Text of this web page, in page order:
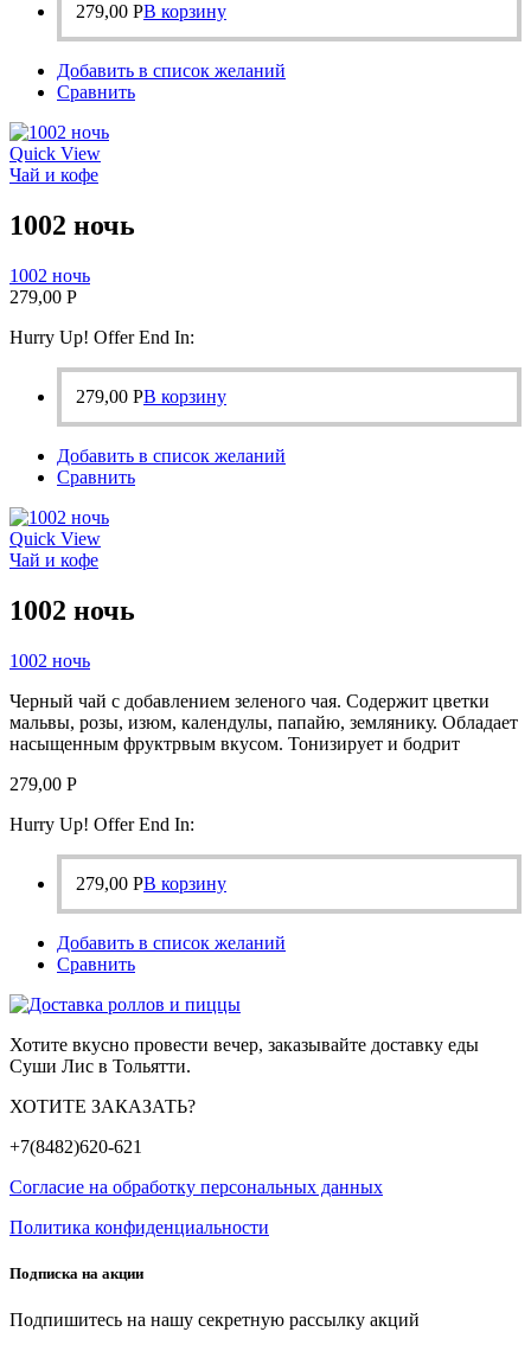
279,00 РВ корзину
Добавить в список желаний
Сравнить
Quick View
Чай и кофе
1002 ночь
1002 ночь
279,00 Р
Hurry Up! Offer End In:
279,00 РВ корзину
Добавить в список желаний
Сравнить
Quick View
Чай и кофе
1002 ночь
1002 ночь
Черный чай с добавлением зеленого чая. Содержит цветки
мальвы, розы, изюм, календулы, папайю, землянику. Обладает
насыщенным фруктрвым вкусом. Тонизирует и бодрит
279,00 Р
Hurry Up! Offer End In:
279,00 РВ корзину
Добавить в список желаний
Сравнить
Хотите вкусно провести вечер, заказывайте доставку еды
Суши Лис в Тольятти.
ХОТИТЕ ЗАКАЗАТЬ?
+7(8482)620-621
Согласие на обработку персональных данных
Политика конфиденциальности
Подписка на акции
Подпишитесь на нашу секретную рассылку акций